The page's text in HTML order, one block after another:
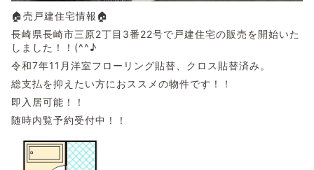
🏠売戸建住宅情報🏠
長崎県長崎市三原2丁目3番22号で戸建住宅の販売を開始いた
しました！！(^^♪
令和7年11月洋室フローリング貼替、クロス貼替済み。
総支払を抑えたい方におススメの物件です！！
即入居可能！！
随時内覧予約受付中！！